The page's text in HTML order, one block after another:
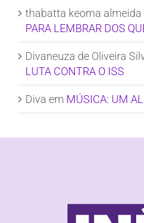
thabatta keoma almeida
PARA LEMBRAR DOS
Divaneuza de Oliveira
LUTA CONTRA O ISS
Diva em MÚSICA: UM